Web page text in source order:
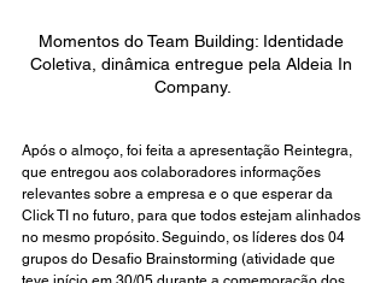
Momentos do Team Building: Identidade
Coletiva, dinâmica entregue pela Aldeia In
Company.
Após o almoço, foi feita a apresentação Reintegra,
que entregou aos colaboradores informações
relevantes sobre a empresa e o que esperar da
Click TI no futuro, para que todos estejam alinhados
no mesmo propósito. Seguindo, os líderes dos 04
grupos do Desafio Brainstorming (atividade que